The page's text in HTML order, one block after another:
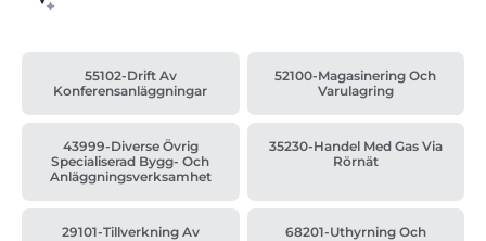
55102-Drift Av
Konferensanläggningar
52100-Magasinering Och
Varulagring
43999-Diverse Övrig
Specialiserad Bygg- Och
Anläggningsverksamhet
35230-Handel Med Gas Via
Rörnät
29101-Tillverkning Av
68201-Uthyrning Och